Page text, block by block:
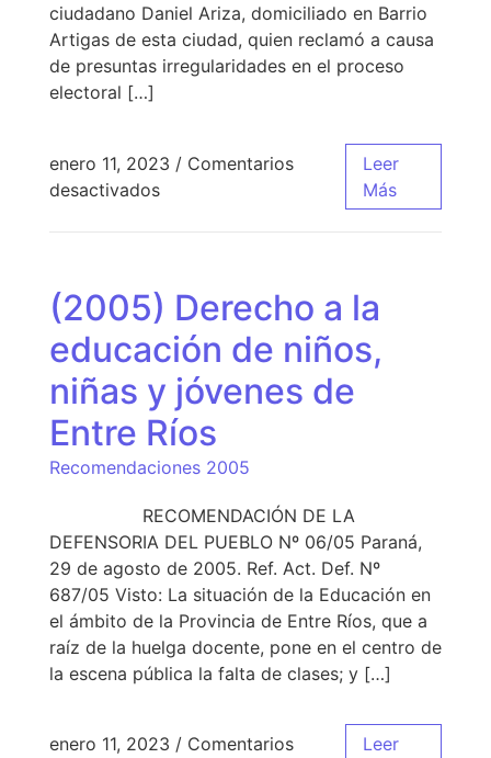
ciudadano Daniel Ariza, domiciliado en Barrio
Artigas de esta ciudad, quien reclamó a causa
de presuntas irregularidades en el proceso
electoral […]
enero 11, 2023 / Comentarios
desactivados
Leer
Más
(2005) Derecho a la
educación de niños,
niñas y jóvenes de
Entre Ríos
Recomendaciones 2005
RECOMENDACIÓN DE LA
DEFENSORIA DEL PUEBLO Nº 06/05 Paraná,
29 de agosto de 2005. Ref. Act. Def. Nº
687/05 Visto: La situación de la Educación en
el ámbito de la Provincia de Entre Ríos, que a
raíz de la huelga docente, pone en el centro de
la escena pública la falta de clases; y […]
enero 11, 2023 / Comentarios
Leer